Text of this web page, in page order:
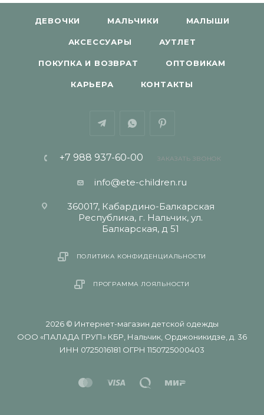
ДЕВОЧКИ МАЛЬЧИКИ МАЛЫШИ
АКСЕССУАРЫ АУТЛЕТ
ПОКУПКА И ВОЗВРАТ ОПТОВИКАМ
КАРЬЕРА КОНТАКТЫ
+7 988 937-60-00 ЗАКАЗАТЬ ЗВОНОК
info@ete-children.ru
360017, Кабардино-Балкарская
Республика, г. Нальчик, ул.
Балкарская, д 51
ПОЛИТИКА КОНФИДЕНЦИАЛЬНОСТИ
ПРОГРАММА ЛОЯЛЬНОСТИ
2026 © Интернет-магазин детской одежды
ООО «ПАЛАДА ГРУП» КБР, Нальчик, Орджоникидзе, д. 36
ИНН 0725016181 ОГРН 1150725000403